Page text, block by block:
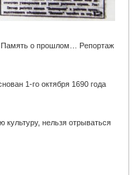
Память о прошлом… Репортаж
1-го октября 1690 года
нельзя отрываться